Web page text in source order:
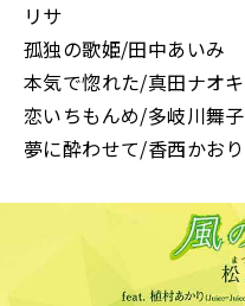
リサ
孤独の歌姫/田中あいみ
本気で惚れた/真田ナオキ
恋いちもんめ/多岐川舞子
夢に酔わせて/香西かおり